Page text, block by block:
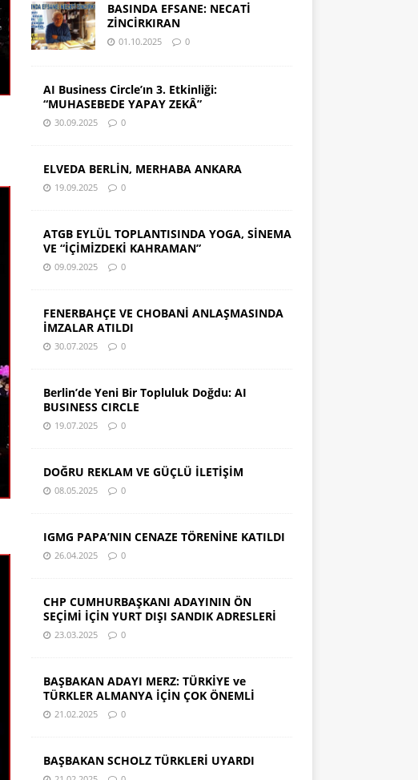
BASINDA EFSANE: NECATİ
ZİNCİRKIRAN
01.10.2025 0
AI Business Circle’ın 3. Etkinliği:
“MUHASEBEDE YAPAY ZEKÂ”
30.09.2025 0
ELVEDA BERLİN, MERHABA ANKARA
19.09.2025 0
ATGB EYLÜL TOPLANTISINDA YOGA, SİNEMA
VE “İÇİMİZDEKİ KAHRAMAN”
09.09.2025 0
FENERBAHÇE VE CHOBANİ ANLAŞMASINDA
İMZALAR ATILDI
30.07.2025 0
Berlin’de Yeni Bir Topluluk Doğdu: AI
BUSINESS CIRCLE
19.07.2025 0
DOĞRU REKLAM VE GÜÇLÜ İLETİŞİM
08.05.2025 0
IGMG PAPA’NIN CENAZE TÖRENİNE KATILDI
26.04.2025 0
CHP CUMHURBAŞKANI ADAYININ ÖN
SEÇİMİ İÇİN YURT DIŞI SANDIK ADRESLERİ
23.03.2025 0
BAŞBAKAN ADAYI MERZ: TÜRKİYE ve
TÜRKLER ALMANYA İÇİN ÇOK ÖNEMLİ
21.02.2025 0
BAŞBAKAN SCHOLZ TÜRKLERİ UYARDI